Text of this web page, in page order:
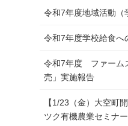
令和7年度地域活動（
令和7年度学校給食へ
令和7年度 ファーム
売」実施報告
【1/23（金）大空町
ツク有機農業セミナ